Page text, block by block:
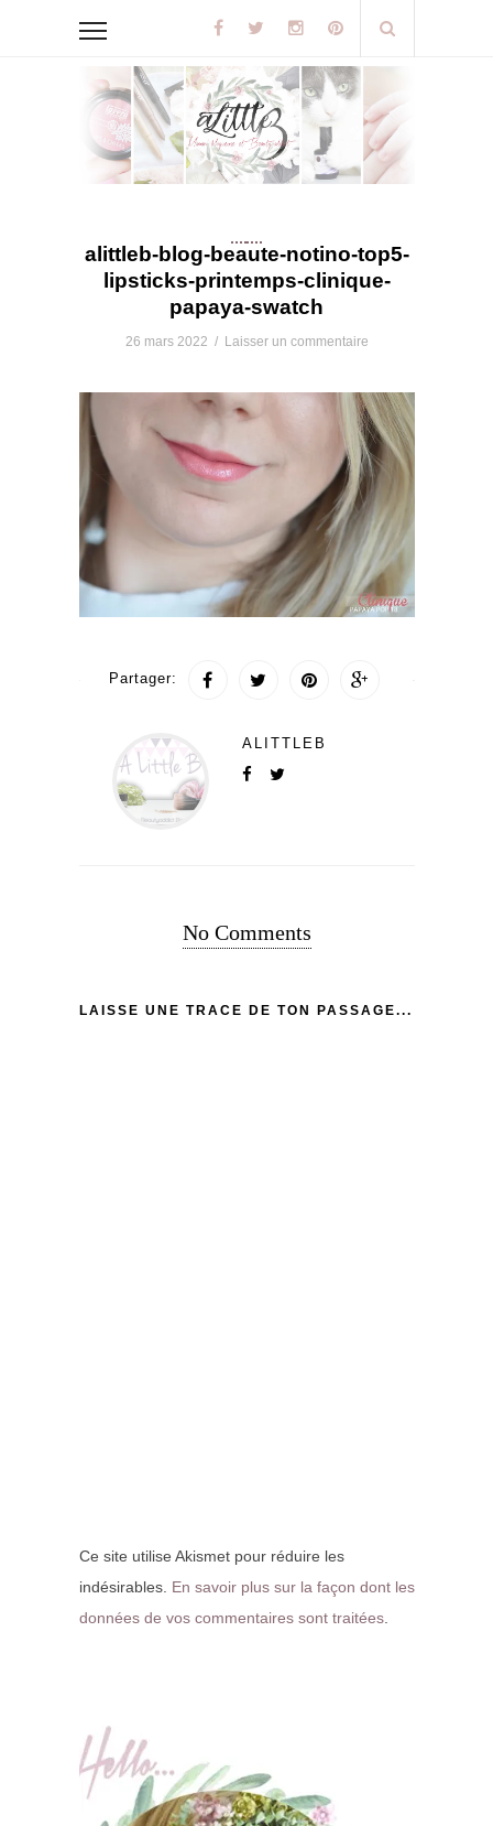
alittleb-blog-beaute-notino-top5-
lipsticks-printemps-clinique-
papaya-swatch
26 mars 2022 / Laisser un commentaire
Partager:
ALITTLEB
No Comments
LAISSE UNE TRACE DE TON PASSAGE...
Ce site utilise Akismet pour réduire les
indésirables. En savoir plus sur la façon dont les
données de vos commentaires sont traitées.